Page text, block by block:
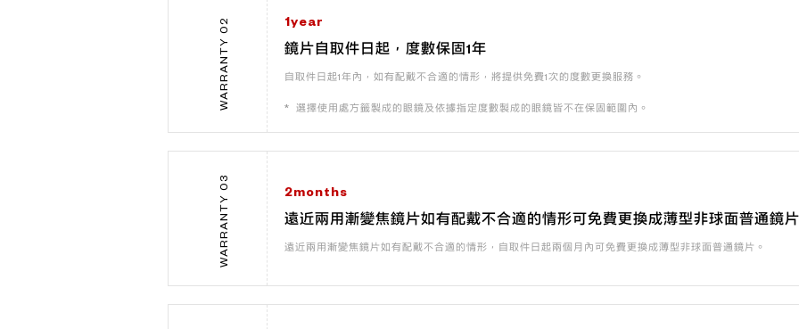
WARRANTY 02 1year
鏡片自取件日起，度數保固1年
自取件日起1年內，如有配戴不合適的情形，將提供免費1次的度數更換服務。
選擇使用處方籤製成的眼鏡及依據指定度數製成的眼鏡皆不在保固範圍內。
WARRANTY 03 2months
遠近兩用漸變焦鏡片如有配戴不合適的情形可免費更換成薄型非球面普通鏡
遠近兩用漸變焦鏡片如有配戴不合適的情形，自取件日起兩個月內可免費更換成薄型非球面普通鏡片。